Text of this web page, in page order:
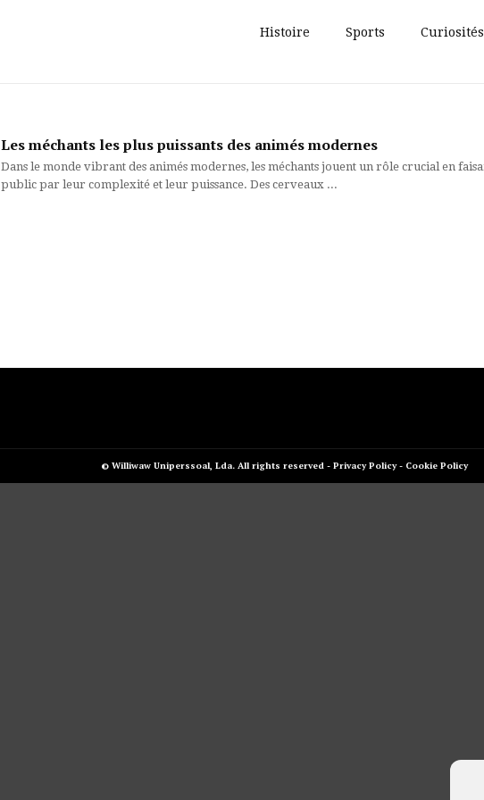
Histoire Sports Curiosités
Les méchants les plus puissants des animés modernes
Dans le monde vibrant des animés modernes, les méchants jouent un rôle crucial en
public par leur complexité et leur puissance. Des cerveaux ...
© Williwaw Uniperssoal, Lda. All rights reserved - Privacy Policy- Cookie Policy